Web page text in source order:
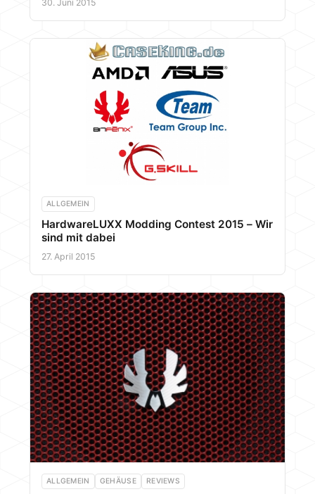
30. Juni 2015
ALLGEMEIN
HardwareLUXX Modding Contest 2015 – Wir
sind mit dabei
27. April 2015
ALLGEMEIN GEHÄUSE REVIEWS